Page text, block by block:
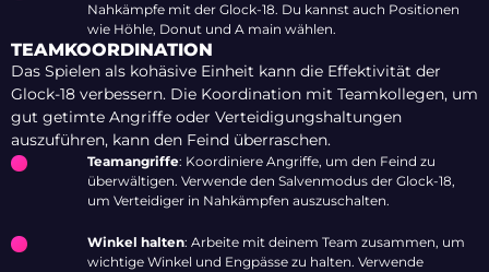
Nahkämpfe mit der Glock-18. Du kannst auch Positionen
wie Höhle, Donut und A main wählen.
TEAMKOORDINATION
Das Spielen als kohäsive Einheit kann die Effektivität der
Glock-18 verbessern. Die Koordination mit Teamkollegen, um
gut getimte Angriffe oder Verteidigungshaltungen
auszuführen, kann den Feind überraschen.
Teamangriffe: Koordiniere Angriffe, um den Feind zu
überwältigen. Verwende den Salvenmodus der Glock-18,
um Verteidiger in Nahkämpfen auszuschalten.
Winkel halten: Arbeite mit deinem Team zusammen, um
wichtige Winkel und Engpässe zu halten. Verwende